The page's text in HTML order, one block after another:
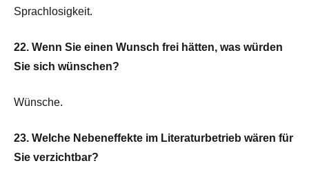
Sprachlosigkeit.
22. Wenn Sie einen Wunsch frei hätten, was würden
Sie sich wünschen?
Wünsche.
23. Welche Nebeneffekte im Literaturbetrieb wären für
Sie verzichtbar?